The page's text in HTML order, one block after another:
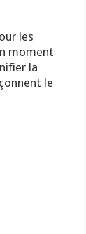
les
moment
la
le